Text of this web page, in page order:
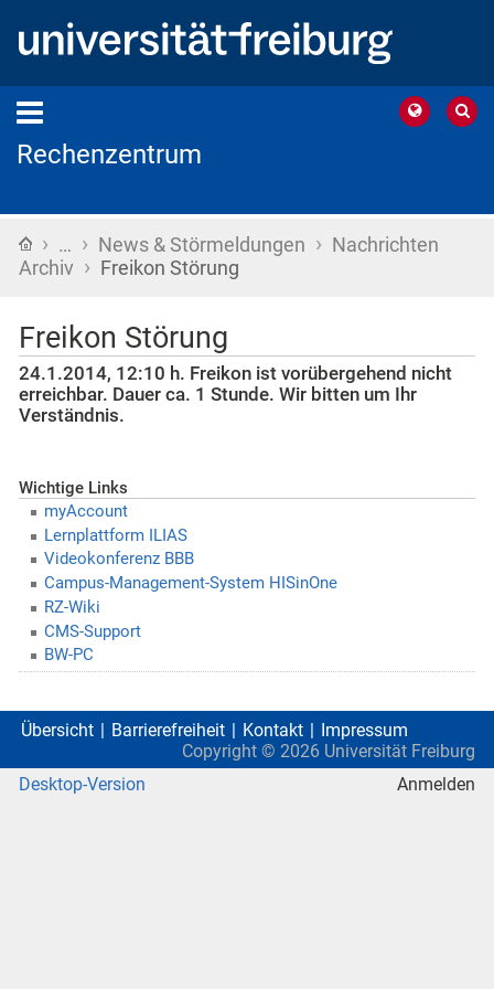
Rechenzentrum
Startseite
› … › News & Störmeldungen › Nachrichten
Archiv › Freikon Störung
Freikon Störung
24.1.2014, 12:10 h. Freikon ist vorübergehend nicht
erreichbar. Dauer ca. 1 Stunde. Wir bitten um Ihr
Verständnis.
Wichtige Links
myAccount
Lernplattform ILIAS
Videokonferenz BBB
Campus-Management-System HISinOne
RZ-Wiki
CMS-Support
BW-PC
Übersicht Barrierefreiheit Kontakt
Impressum
Copyright © 2026 Universität Freiburg
Desktop-Version
Anmelden